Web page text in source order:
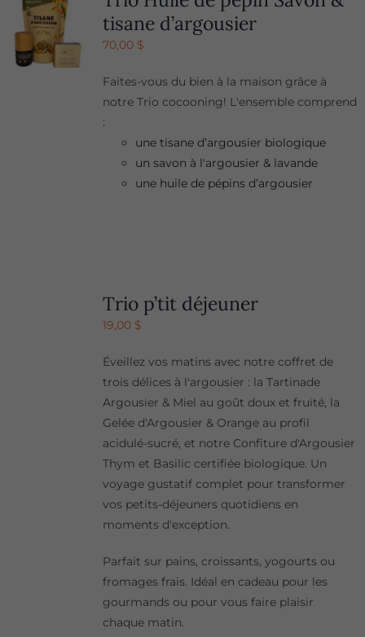
tisane d’argousier
70,00 $
Faites-vous du bien à la maison grâce à
notre Trio cocooning! L'ensemble comprend
:
une tisane d’argousier biologique
un savon à l'argousier & lavande
une huile de pépins d’argousier
Trio p’tit déjeuner
19,00 $
Éveillez vos matins avec notre coffret de
trois délices à l'argousier : la Tartinade
Argousier & Miel au goût doux et fruité, la
Gelée d'Argousier & Orange au profil
acidulé-sucré, et notre Confiture d'Argousier
Thym et Basilic certifiée biologique. Un
voyage gustatif complet pour transformer
vos petits-déjeuners quotidiens en
moments d'exception.
Parfait sur pains, croissants, yogourts ou
fromages frais. Idéal en cadeau pour les
gourmands ou pour vous faire plaisir
chaque matin.